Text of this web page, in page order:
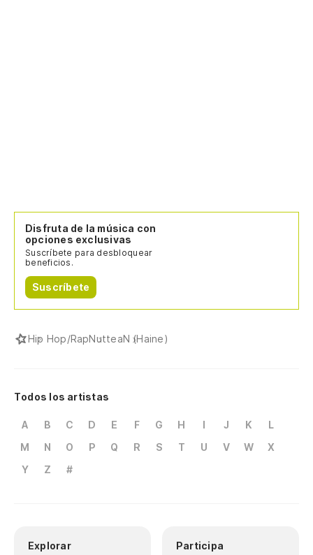
Disfruta de la música con
opciones exclusivas
Suscríbete para desbloquear
beneficios.
Suscríbete
Hip Hop/RapNutteaN (Haine)
Todos los artistas
A B C D E F G H I J K
L
M
N O P Q R S T U V W
X
Y
Z #
Explorar Participa